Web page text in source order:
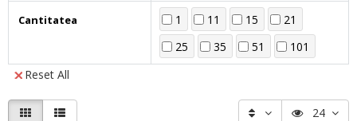
Cantitatea 1 11 15
21
25
35 51
101
Reset All
24